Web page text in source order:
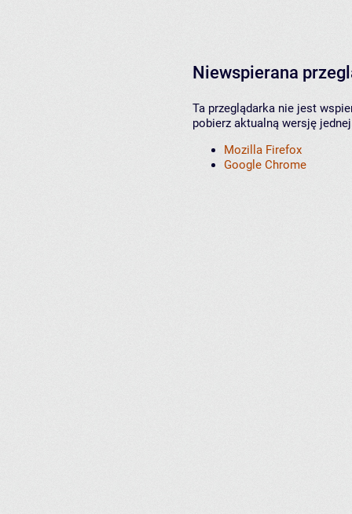
Niewspierana
Ta przeglądarka nie jest
pobierz aktualną wersję
Mozilla Firefox
Google Chrome